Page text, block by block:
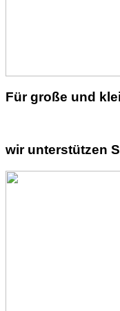
Für große und
wir unterstützen